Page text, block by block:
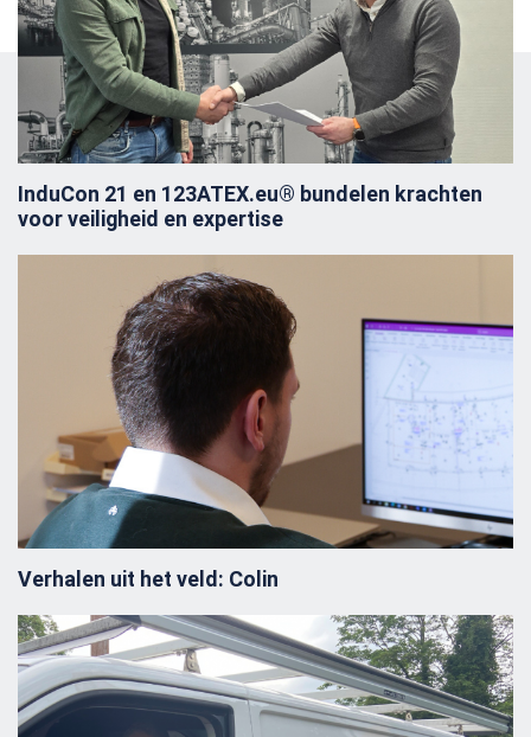
InduCon 21 en 123ATEX.eu® bundelen krachten
voor veiligheid en expertise
Verhalen uit het veld: Colin